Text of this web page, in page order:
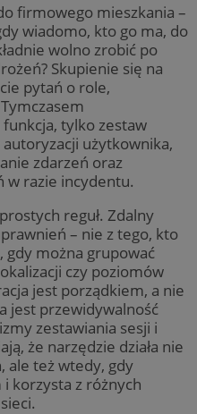
firmowego mieszkania –
wiadomo, kto go ma, do
wolno zrobić po
Skupienie się na
pytań o role,
tylko zestaw
użytkownika,
zdarzeń oraz
w razie incydentu.
reguł. Zdalny
– nie z tego, kto
gdy można grupować
czy poziomów
jest porządkiem, a nie
jest przewidywalność
zestawiania sesji i
że narzędzie działa nie
ale też wtedy, gdy
korzysta z różnych